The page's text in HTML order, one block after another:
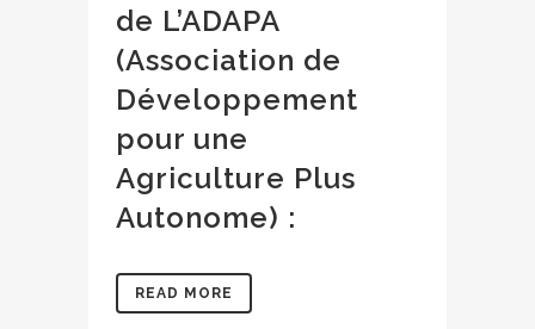
de L’ADAPA
(Association de
Développement
pour une
Agriculture Plus
Autonome) :
READ MORE